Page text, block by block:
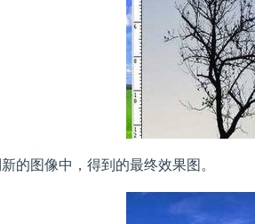
的图像中，得到的最终效果图。